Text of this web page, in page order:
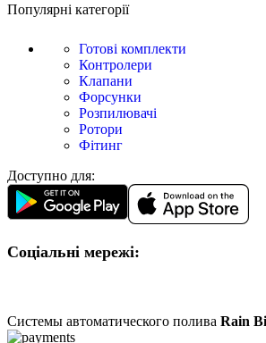
Популярні категорії
Готові комплекти
Контролери
Клапани
Форсунки
Розпилювачі
Ротори
Фітинг
Доступно для:
Соціальні мережі:
Системы автоматического полива Rain